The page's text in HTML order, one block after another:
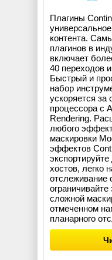
Плагины
контента.
плагинов в
включает
40 переходов
Быстрый и
набор
ускоряется за
процессора с
Rendering.
любого
маскировки
эффектов
хостов, легко
отслеживание
сложной
отмеченном
планарного